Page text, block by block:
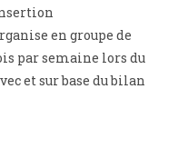
en groupe de
par semaine lors du
et sur base du bilan